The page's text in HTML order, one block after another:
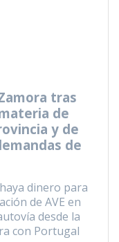
tras
de
y de
de
dinero para
de AVE en
desde la
con Portugal